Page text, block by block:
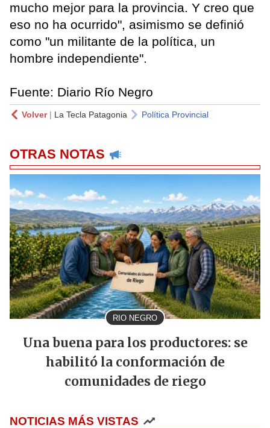
mucho mejor para la provincia. Y creo que
eso no ha ocurrido", asimismo se definió
como "un militante de la política, un
hombre independiente".
Fuente: Diario Río Negro
Volver| La Tecla Patagonia Política Provincial
OTRAS NOTAS
RIO NEGRO
Una buena para los productores: se
habilitó la conformación de
comunidades de riego
NOTICIAS MÁS VISTAS